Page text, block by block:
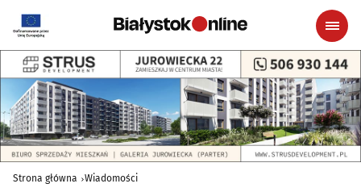
Strona główna Wiadomości